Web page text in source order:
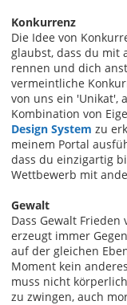
Konkurrenz
Die Idee von
glaubst, dass du mit
rennen und dich
vermeintliche
von uns ein 'Unikat',
Kombination von
Design System zu
meinem Portal
dass du einzigartig
Wettbewerb mit
Gewalt
Dass Gewalt
erzeugt immer
auf der gleichen
Moment kein
muss nicht
zu zwingen, auch